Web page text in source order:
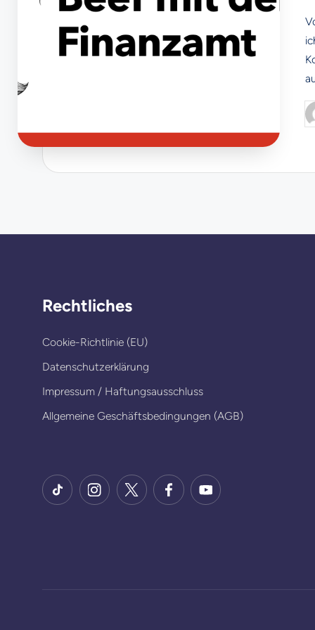
Rechtliches
Cookie-Richtlinie (EU)
Datenschutzerklärung
Impressum / Haftungsausschluss
Allgemeine Geschäftsbedingungen (AGB)
TikTokInstagram
X Facebook
YouTube